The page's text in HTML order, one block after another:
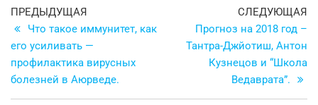
Навигация
по
записям
Предыдущая
запись
ПРЕДЫДУЩАЯ
Что такое иммунитет, как
его усиливать —
профилактика вирусных
болезней в Аюрведе.
СЛЕДУЮЩАЯ
Прогноз на 2018 год –
Тантра-Джйотиш, Антон
Кузнецов и “Школа
Ведаврата”.